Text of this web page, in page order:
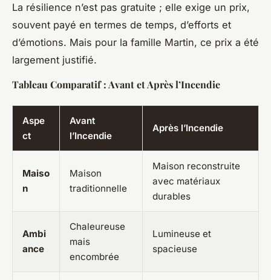
La résilience n’est pas gratuite ; elle exige un prix,
souvent payé en termes de temps, d’efforts et
d’émotions. Mais pour la famille Martin, ce prix a été
largement justifié.
Tableau Comparatif : Avant et Après l’Incendie
Aspe
ct
Avant
l’Incendie
Après l’Incendie
Maiso
n
Maison
traditionnelle
Maison reconstruite
avec matériaux
durables
Ambi
ance
Chaleureuse
mais
encombrée
Lumineuse et
spacieuse